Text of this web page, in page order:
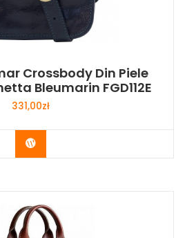
Crossbody Din Piele
Bleumarin FGD112E
331,00zł
Buy Now